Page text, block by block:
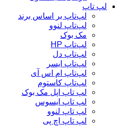
لپ تاپ
لپ‌تاپ بر اساس برند
لپ‌تاپ لنوو
مک بوک
لپ‌تاپ HP
لپ‌تاپ دل
لپ‌تاپ ایسر
لپ‌تاپ ام اس آی
لپ‌تاپ کاستوم
لپ تاپ اپل مک بوک
لپ تاپ ایسوس
لپ تاپ لنوو
لپ تاپ اچ پی